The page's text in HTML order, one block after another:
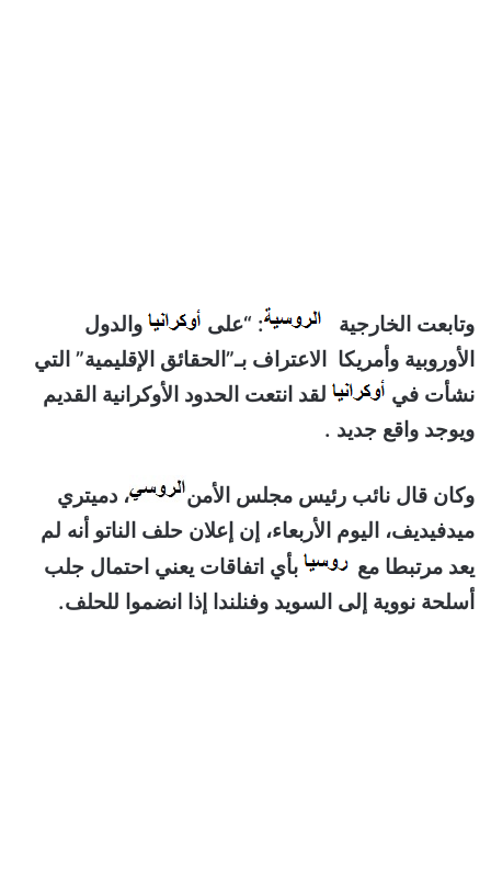
وتابعت الخارجية : “على
والدول
الأوروبية وأمريكا الاعتراف بـ”الحقائق الإقليمية” التي
نشأت في
لقد انتعت الحدود الأوكرانية القديم
ويوجد واقع جديد .
وكان قال نائب رئيس مجلس الأمن
، دميتري
ميدفيديف، اليوم الأربعاء، إن إعلان حلف الناتو أنه لم
يعد مرتبطا مع
بأي اتفاقات يعني احتمال جلب
أسلحة نووية إلى السويد وفنلندا إذا انضموا للحلف.